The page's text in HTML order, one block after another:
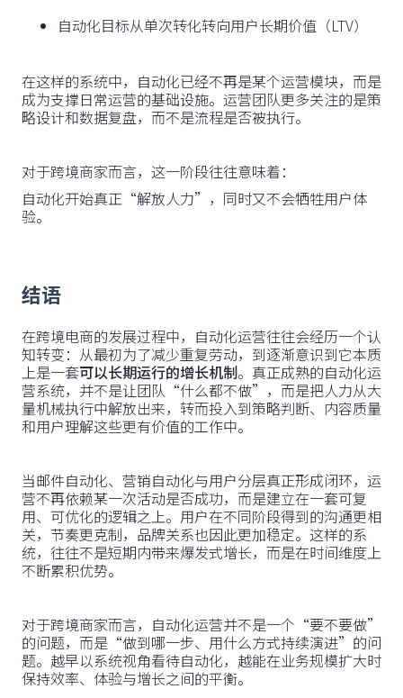
自动化目标从单次转化转向用户长期价值（LTV）
在这样的系统中，自动化已经不再是某个运营模块，而是
成为支撑日常运营的基础设施。运营团队更多关注的是策
略设计和数据复盘，而不是流程是否被执行。
对于跨境商家而言，这一阶段往往意味着：
自动化开始真正“解放人力”，同时又不会牺牲用户体
验。
结语
在跨境电商的发展过程中，自动化运营往往会经历一个认
知转变：从最初为了减少重复劳动，到逐渐意识到它本质
上是一套可以长期运行的增长机制。真正成熟的自动化运
营系统，并不是让团队“什么都不做”，而是把人力从大
量机械执行中解放出来，转而投入到策略判断、内容质量
和用户理解这些更有价值的工作中。
当邮件自动化、营销自动化与用户分层真正形成闭环，运
营不再依赖某一次活动是否成功，而是建立在一套可复
用、可优化的逻辑之上。用户在不同阶段得到的沟通更相
关，节奏更克制，品牌关系也因此更加稳定。这样的系
统，往往不是短期内带来爆发式增长，而是在时间维度上
不断累积优势。
对于跨境商家而言，自动化运营并不是一个“要不要做”
的问题，而是“做到哪一步、用什么方式持续演进”的问
题。越早以系统视角看待自动化，越能在业务规模扩大时
保持效率、体验与增长之间的平衡。